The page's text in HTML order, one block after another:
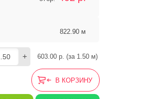
822.90 м
+ 603.00 р. (за 1.50 м)
В КОРЗИНУ